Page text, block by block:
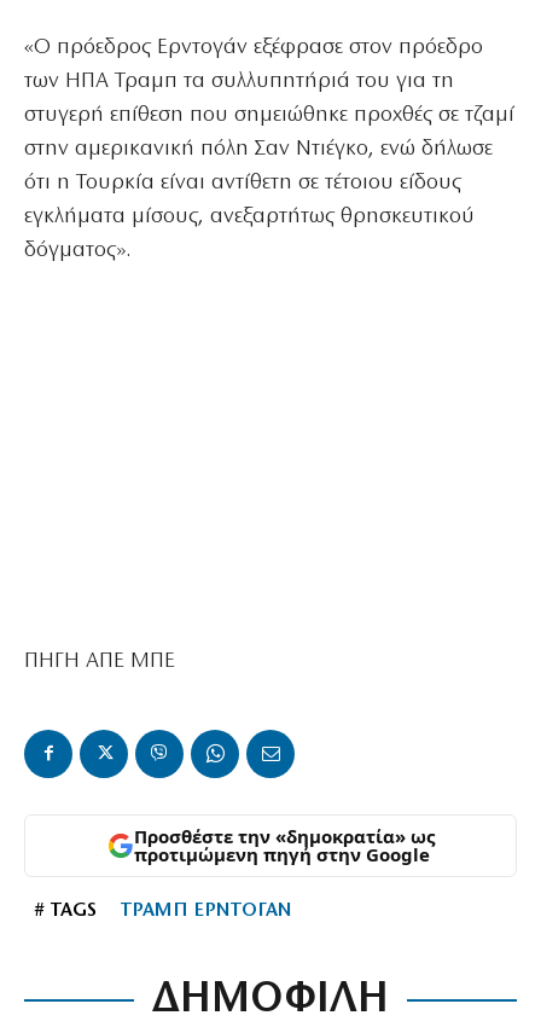
«Ο πρόεδρος Ερντογάν εξέφρασε στον πρόεδρο
των ΗΠΑ Τραμπ τα συλλυπητήριά του για τη
στυγερή επίθεση που σημειώθηκε προχθές σε τζαμί
στην αμερικανική πόλη Σαν Ντιέγκο, ενώ δήλωσε
ότι η Τουρκία είναι αντίθετη σε τέτοιου είδους
εγκλήματα μίσους, ανεξαρτήτως θρησκευτικού
δόγματος».
ΠΗΓΗ ΑΠΕ ΜΠΕ
Προσθέστε την «δημοκρατία» ως
προτιμώμενη πηγή στην Google
# TAGS ΤΡΑΜΠ ΕΡΝΤΟΓΑΝ
ΔΗΜΟΦΙΛΗ